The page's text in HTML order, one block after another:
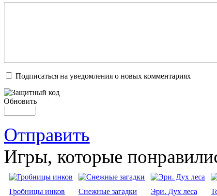
Подписаться на уведомления о новых комментариях
Обновить
Отправить
Игры, которые
Гробницы инков Снежные загадки Эри. Дух леса